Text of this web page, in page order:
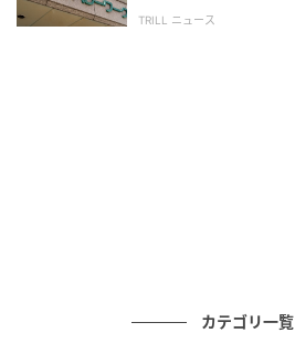
TRILL ニュース
カテゴリ一覧